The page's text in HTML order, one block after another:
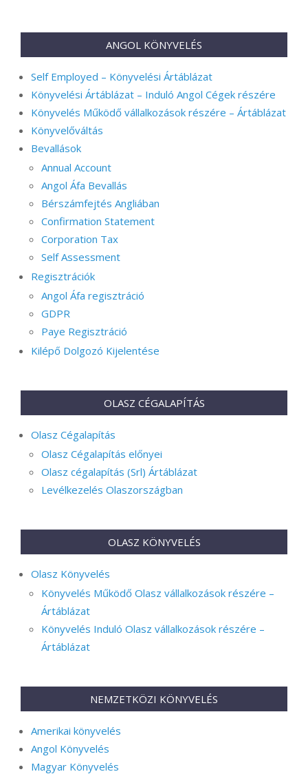
ANGOL KÖNYVELÉS
Self Employed – Könyvelési Ártáblázat
Könyvelési Ártáblázat – Induló Angol Cégek részére
Könyvelés Működő vállalkozások részére – Ártáblázat
Könyvelőváltás
Bevallások
Annual Account
Angol Áfa Bevallás
Bérszámfejtés Angliában
Confirmation Statement
Corporation Tax
Self Assessment
Regisztrációk
Angol Áfa regisztráció
GDPR
Paye Regisztráció
Kilépő Dolgozó Kijelentése
OLASZ CÉGALAPÍTÁS
Olasz Cégalapítás
Olasz Cégalapítás előnyei
Olasz cégalapítás (Srl) Ártáblázat
Levélkezelés Olaszországban
OLASZ KÖNYVELÉS
Olasz Könyvelés
Könyvelés Működő Olasz vállalkozások részére –
Ártáblázat
Könyvelés Induló Olasz vállalkozások részére –
Ártáblázat
NEMZETKÖZI KÖNYVELÉS
Amerikai könyvelés
Angol Könyvelés
Magyar Könyvelés